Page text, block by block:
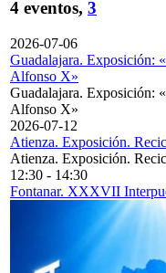
4 eventos, 3
2026-07-06
Guadalajara. Exposición:
Alfonso X»
Guadalajara. Exposición:
Alfonso X»
2026-07-12
Atienza. Exposición.
Atienza. Exposición.
12:30 - 14:30
Fontanar. XXXVII